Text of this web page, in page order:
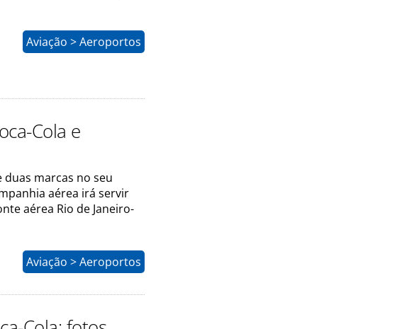
Aviação > Aeroportos
Cola e
duas marcas no seu
aérea irá servir
aérea Rio de Janeiro-
Aviação > Aeroportos